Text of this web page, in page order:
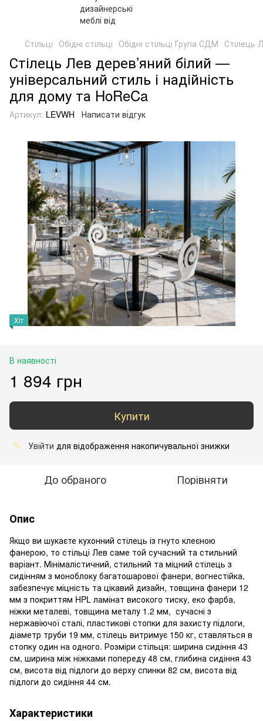
Стільці Обідні стільці Обідні стільці Група СДМ Стілець
Стілець Лев дерев’яний білий —
універсальний стиль і надійність
для дому та HoReCa
Артикул: LEVWH Написати відгук
Хіт
В наявності
1 894 грн
Купити
% Увійти для відображення накопичувальної знижки
До обраного Порівняти
Опис
Якщо ви шукаєте кухонний стілець із гнуто клеєною
фанерою, то стільці Лев саме той сучасний та стильний
варіант. Мінімалістичний, стильний та міцний стілець з
сидінням з моноблоку багатошарової фанери, вогнестійка,
забезпечує міцність та цікавий дизайн, товщина фанери 12
мм з покриттям HPL ламінат високого тиску, еко фарба,
ніжки металеві, товщина металу 1.2 мм, сучасні з
нержавіючої сталі, пластикові стопки для захисту підлоги,
діаметр труби 19 мм, стілець витримує 150 кг, ставляться в
стопку один на одного. Розміри стільця: ширина сидіння 43
см, ширина між ніжками попереду 48 см, глибина сидіння 43
см, висота від підлоги до верху спинки 82 см, висота від
підлоги до сидіння 44 см.
Характеристики